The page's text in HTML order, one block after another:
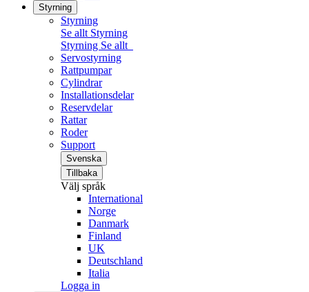
Styrning
Styrning
Se allt Styrning
Styrning Se allt
Servostyrning
Rattpumpar
Cylindrar
Installationsdelar
Reservdelar
Rattar
Roder
Support
Svenska
Tillbaka
Välj språk
International
Norge
Danmark
Finland
UK
Deutschland
Italia
Logga in